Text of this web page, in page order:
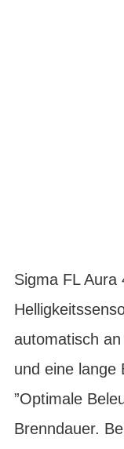
Sigma FL Aura
automatisch
und eine lange
”Optimale
Brenndauer.